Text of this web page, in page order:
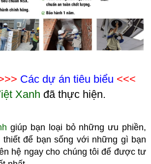
Các dự án tiêu biểu <<<
Xanh đã thực hiện.
giúp bạn loại bỏ những ưu phiền,
thiết để bạn sống với những gì bạn
hệ ngay cho chúng tôi để được tư